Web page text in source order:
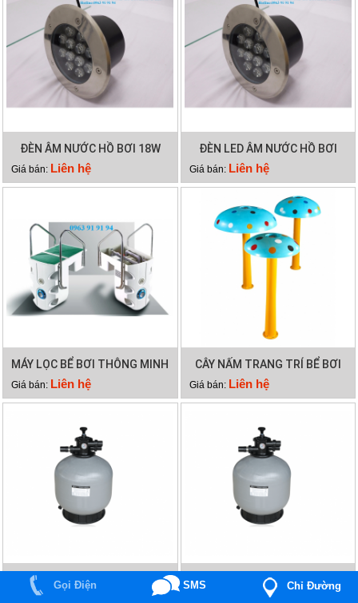
ĐÈN ÂM NƯỚC HỒ BƠI 18W
Giá bán: Liên hệ
ĐÈN LED ÂM NƯỚC HỒ BƠI
12W
Giá bán: Liên hệ
MÁY LỌC BỂ BƠI THÔNG MINH
PK 8026
Giá bán: Liên hệ
CÂY NẤM TRANG TRÍ BỂ BƠI
Giá bán: Liên hệ
BÌNH LỌC CÁT HỒ BƠI EMAUX
BÌNH LỌC CÁT HỒ BƠI EMAUX
V1000
Liên hệ
Gọi Điện SMS Chỉ Đường